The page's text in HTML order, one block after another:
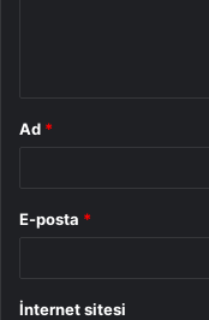
Ad *
E-posta *
İnternet sitesi